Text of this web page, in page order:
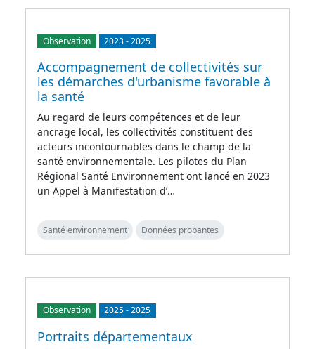
Observation 2023-2025
Accompagnement de collectivités sur
les démarches d'urbanisme favorable à
la santé
Au regard de leurs compétences et de leur
ancrage local, les collectivités constituent des
acteurs incontournables dans le champ de la
santé environnementale. Les pilotes du Plan
Régional Santé Environnement ont lancé en 2023
un Appel à Manifestation d’…
Santé environnement Données probantes
Observation 2025-2025
Portraits départementaux